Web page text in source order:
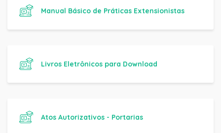
Manual Básico de Práticas Extensionistas
Livros Eletrônicos para Download
Atos Autorizativos - Portarias